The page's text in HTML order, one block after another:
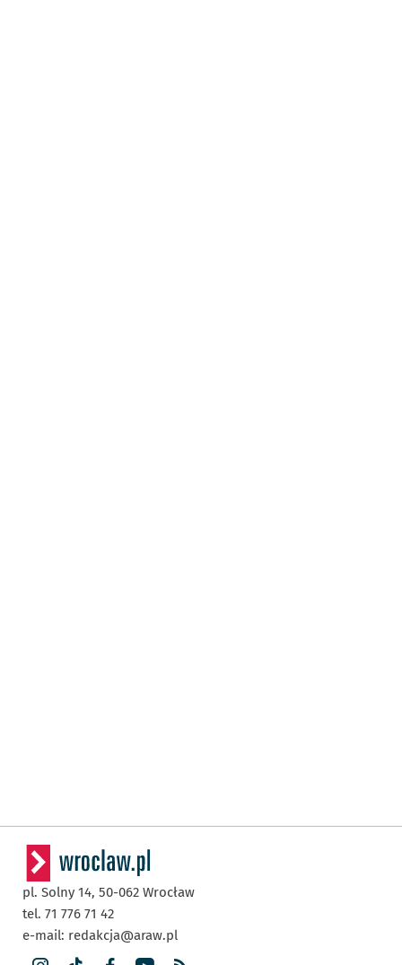
pl. Solny 14, 50-062 Wrocław
tel. 71 776 71 42
e-mail: redakcja@araw.pl